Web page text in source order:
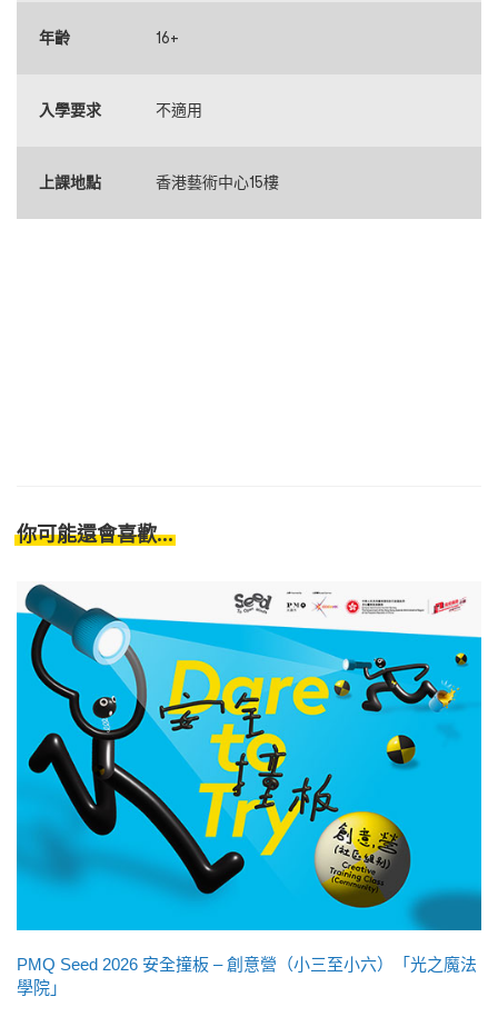
年齡 16+
入學要求 不適用
上課地點 香港藝術中心15樓
你可能還會喜歡...
PMQ Seed 2026 安全撞板 – 創意營（小三至小六）「光之魔法
學院」